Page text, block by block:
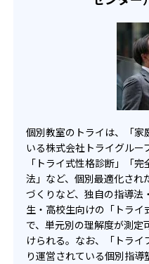
洛南高等学校附属中
-
神戸女学院中学部 -
六甲学院中学校 -
東海中学校 -
滝中学校 -
海陽中学校
金城学院中学校 -
個別教室のトライは、「家
いる株式会社トライグルー
「トライ式性格診断」「
法」など、個別最適化され
づくりなど、独自の指導法
生・高校生向けの「トライ
で、単元別の理解度が測定
けられる。なお、「トラ
り運営されている個別指導